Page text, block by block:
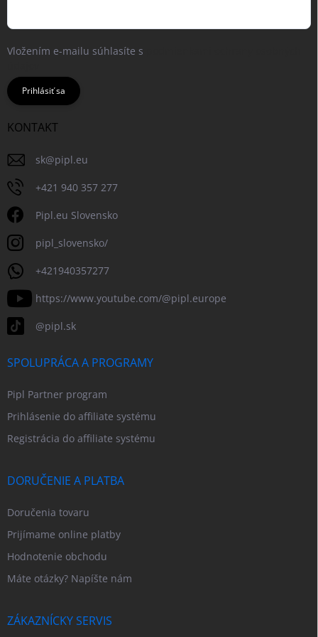
Vložením e-mailu súhlasíte s
Prihlásiť sa
KONTAKT
sk@pipl.eu
+421 940 357 277
Pipl.eu Slovensko
pipl_slovensko/
+421940357277
https://www.youtube.com/@pipl.europe
@pipl.sk
SPOLUPRÁCA A PROGRAMY
Pipl Partner program
Prihlásenie do affiliate systému
Registrácia do affiliate systému
DORUČENIE A PLATBA
Doručenia tovaru
Prijímame online platby
Hodnotenie obchodu
Máte otázky? Napíšte nám
ZÁKAZNÍCKY SERVIS